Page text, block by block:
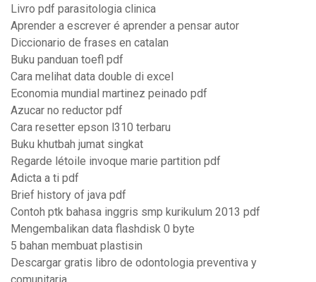
Livro pdf parasitologia clinica
Aprender a escrever é aprender a pensar autor
Diccionario de frases en catalan
Buku panduan toefl pdf
Cara melihat data double di excel
Economia mundial martinez peinado pdf
Azucar no reductor pdf
Cara resetter epson l310 terbaru
Buku khutbah jumat singkat
Regarde létoile invoque marie partition pdf
Adicta a ti pdf
Brief history of java pdf
Contoh ptk bahasa inggris smp kurikulum 2013 pdf
Mengembalikan data flashdisk 0 byte
5 bahan membuat plastisin
Descargar gratis libro de odontologia preventiva y